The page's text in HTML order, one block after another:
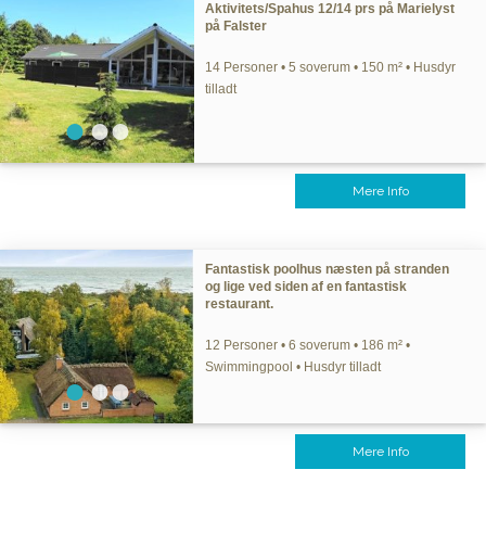
Aktivitets/Spahus 12/14 prs på Marielyst
på Falster
14 Personer • 5 soverum • 150 m² • Husdyr
tilladt
Mere Info
Fantastisk poolhus næsten på stranden
og lige ved siden af en fantastisk
restaurant.
12 Personer • 6 soverum • 186 m² •
Swimmingpool • Husdyr tilladt
Mere Info